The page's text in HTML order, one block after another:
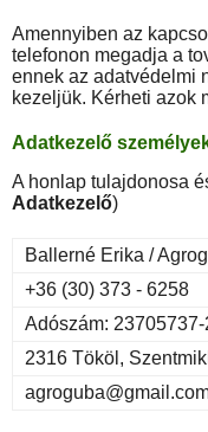
Amennyiben az
telefonon megadja a
ennek az adatvédelmi
kezeljük. Kérheti azok
Adatkezelő
A honlap tulajdonosa
Adatkezelő)
Ballerné Erika /
+36 (30) 373 - 6258
Adószám:
2316 Tököl,